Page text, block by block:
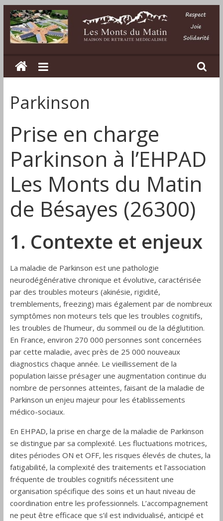
Passer
au
contenu
Les
Monts
du
Matin
Maison
retraite
médicalisée
dans
la
Parkinson
Prise en charge
Parkinson à l’EHPAD
Les Monts du Matin
de Bésayes (26300)
1. Contexte et enjeux
La maladie de Parkinson est une pathologie
neurodégénérative chronique et évolutive, caractérisée
par des troubles moteurs (akinésie, rigidité,
tremblements, freezing) mais également par de nombreux
symptômes non moteurs tels que les troubles cognitifs,
les troubles de l’humeur, du sommeil ou de la déglutition.
En France, environ 270 000 personnes sont concernées
par cette maladie, avec près de 25 000 nouveaux
diagnostics chaque année. Le vieillissement de la
population laisse présager une augmentation continue du
nombre de personnes atteintes, faisant de la maladie de
Parkinson un enjeu majeur pour les établissements
médico-sociaux.
En EHPAD, la prise en charge de la maladie de Parkinson
se distingue par sa complexité. Les fluctuations motrices,
dites périodes ON et OFF, les risques élevés de chutes, la
fatigabilité, la complexité des traitements et l’association
fréquente de troubles cognitifs nécessitent une
organisation spécifique des soins et un haut niveau de
coordination entre les professionnels. L’accompagnement
ne peut être efficace que s’il est individualisé, anticipé et